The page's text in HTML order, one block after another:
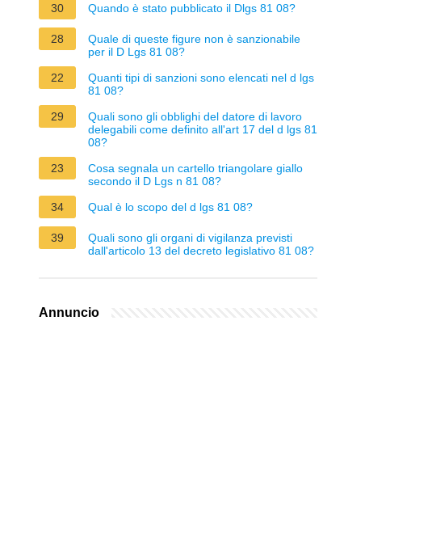
30
Quando è stato pubblicato il Dlgs 81 08?
28
Quale di queste figure non è sanzionabile
per il D Lgs 81 08?
22
Quanti tipi di sanzioni sono elencati nel d lgs
81 08?
29
Quali sono gli obblighi del datore di lavoro
delegabili come definito all'art 17 del d lgs 81
08?
23
Cosa segnala un cartello triangolare giallo
secondo il D Lgs n 81 08?
34
Qual è lo scopo del d lgs 81 08?
39
Quali sono gli organi di vigilanza previsti
dall'articolo 13 del decreto legislativo 81 08?
Annuncio